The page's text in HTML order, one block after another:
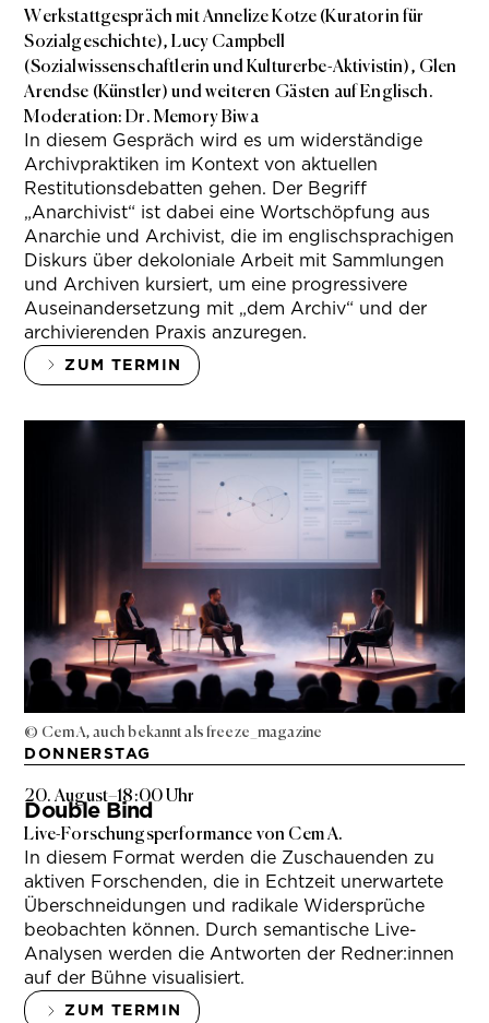
Werkstattgespräch mit Annelize Kotze (Kuratorin für
Sozialgeschichte), Lucy Campbell
(Sozialwissenschaftlerin und Kulturerbe-Aktivistin), Glen
Arendse (Künstler) und weiteren Gästen auf Englisch.
Moderation: Dr. Memory Biwa
In diesem Gespräch wird es um widerständige
Archivpraktiken im Kontext von aktuellen
Restitutionsdebatten gehen. Der Begriff
„Anarchivist“ ist dabei eine Wortschöpfung aus
Anarchie und Archivist, die im englischsprachigen
Diskurs über dekoloniale Arbeit mit Sammlungen
und Archiven kursiert, um eine progressivere
Auseinandersetzung mit „dem Archiv“ und der
archivierenden Praxis anzuregen.
ZUM TERMIN
© Cem A, auch bekannt als freeze_magazine
DONNERSTAG
20. August–18:00 Uhr
Double Bind
Live-Forschungsperformance von Cem A.
In diesem Format werden die Zuschauenden zu
aktiven Forschenden, die in Echtzeit unerwartete
Überschneidungen und radikale Widersprüche
beobachten können. Durch semantische Live-
Analysen werden die Antworten der Redner:innen
auf der Bühne visualisiert.
ZUM TERMIN